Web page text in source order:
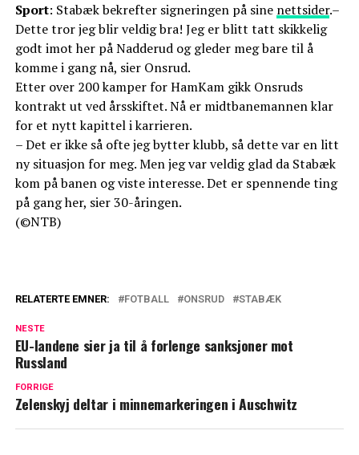
Sport: Stabæk bekrefter signeringen på sine nettsider.–
Dette tror jeg blir veldig bra! Jeg er blitt tatt skikkelig
godt imot her på Nadderud og gleder meg bare til å
komme i gang nå, sier Onsrud.
Etter over 200 kamper for HamKam gikk Onsruds
kontrakt ut ved årsskiftet. Nå er midtbanemannen klar
for et nytt kapittel i karrieren.
– Det er ikke så ofte jeg bytter klubb, så dette var en litt
ny situasjon for meg. Men jeg var veldig glad da Stabæk
kom på banen og viste interesse. Det er spennende ting
på gang her, sier 30-åringen.
(©NTB)
RELATERTE EMNER: FOTBALL ONSRUD STABÆK
NESTE
EU-landene sier ja til å forlenge sanksjoner mot
Russland
FORRIGE
Zelenskyj deltar i minnemarkeringen i Auschwitz